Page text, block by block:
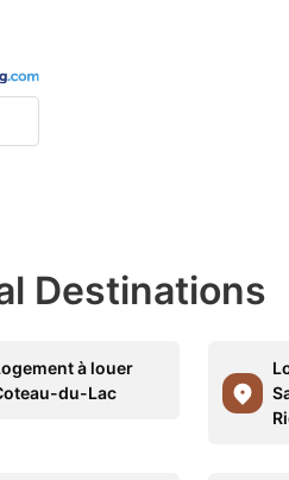
Destinations
à louer
du-Lac